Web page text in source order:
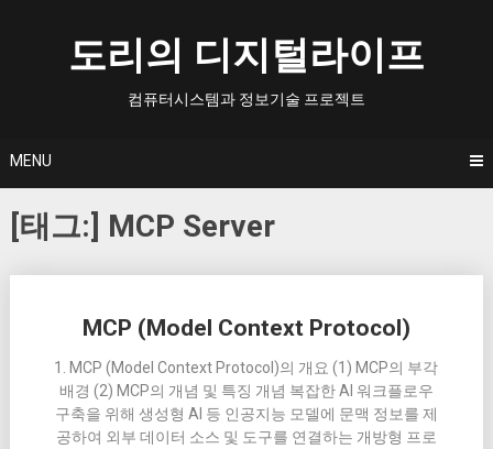
도리의 디지털라이프
컴퓨터시스템과 정보기술 프로젝트
MENU
[태그:] MCP Server
MCP (Model Context Protocol)
1. MCP (Model Context Protocol)의 개요 (1) MCP의 부각
배경 (2) MCP의 개념 및 특징 개념 복잡한 AI 워크플로우
구축을 위해 생성형 AI 등 인공지능 모델에 문맥 정보를 제
공하여 외부 데이터 소스 및 도구를 연결하는 개방형 프로
navigation